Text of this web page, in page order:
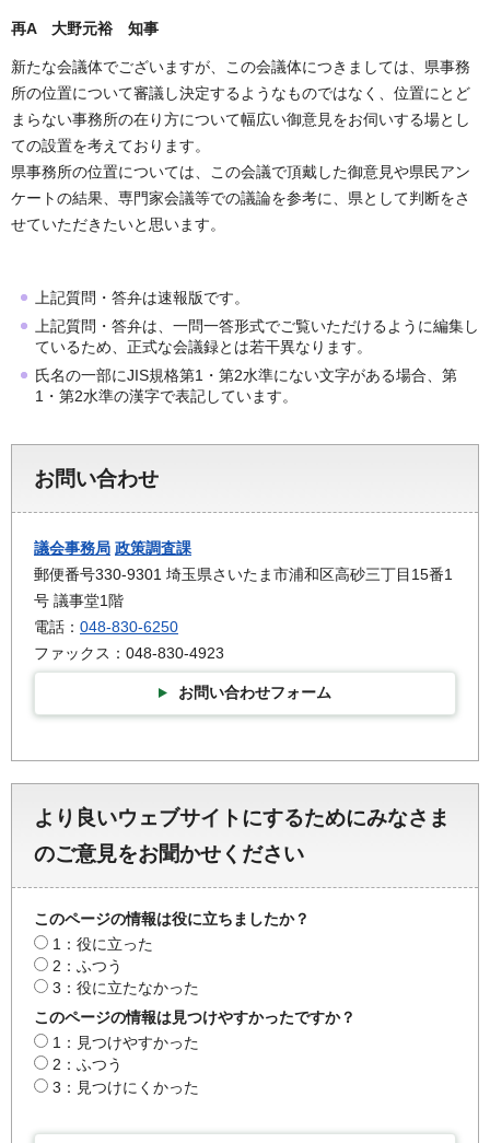
再A 大野元裕 知事
新たな会議体でございますが、この会議体につきましては、県事務
所の位置について審議し決定するようなものではなく、位置にとど
まらない事務所の在り方について幅広い御意見をお伺いする場とし
ての設置を考えております。
県事務所の位置については、この会議で頂戴した御意見や県民アン
ケートの結果、専門家会議等での議論を参考に、県として判断をさ
せていただきたいと思います。
上記質問・答弁は速報版です。
上記質問・答弁は、一問一答形式でご覧いただけるように編集し
ているため、正式な会議録とは若干異なります。
氏名の一部にJIS規格第1・第2水準にない文字がある場合、第
1・第2水準の漢字で表記しています。
お問い合わせ
議会事務局 政策調査課
郵便番号330-9301 埼玉県さいたま市浦和区高砂三丁目15番1
号 議事堂1階
電話： 048-830-6250
ファックス：048-830-4923
お問い合わせフォーム
より良いウェブサイトにするためにみなさま
のご意見をお聞かせください
このページの情報は役に立ちましたか？
1：役に立った
2：ふつう
3：役に立たなかった
このページの情報は見つけやすかったですか？
1：見つけやすかった
2：ふつう
3：見つけにくかった